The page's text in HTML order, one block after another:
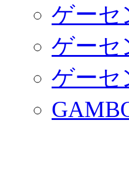
ゲーセ
ゲーセ
ゲーセ